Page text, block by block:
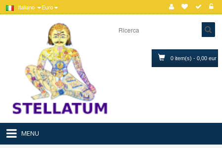
Italiano Euro
0 item(s) - 0,00 eur
MENU